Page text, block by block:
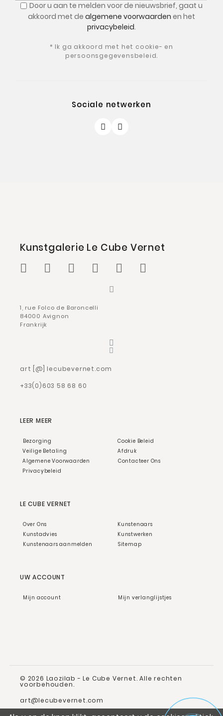
Door u aan te melden voor de nieuwsbrief, gaat u
akkoord met de algemene voorwaarden en het
privacybeleid.
* Ik ga akkoord met het cookie- en
persoonsgegevensbeleid.
Sociale netwerken
Kunstgalerie Le Cube Vernet
1, rue Folco de Baroncelli
84000 Avignon
Frankrijk
art [@] lecubevernet.com
+33(0)603 58 68 60
LEER MEER
Bezorging
Veilige Betaling
Algemene Voorwaarden
Privacybeleid
Cookie Beleid
Afdruk
Contacteer Ons
LE CUBE VERNET
Over Ons
Kunstadvies
Kunstenaars aanmelden
Kunstenaars
Kunstwerken
Sitemap
UW ACCOUNT
Mijn account Mijn verlanglijstjes
© 2026 Laozilab - Le Cube Vernet. Alle rechten
voorbehouden.
art@lecubevernet.com